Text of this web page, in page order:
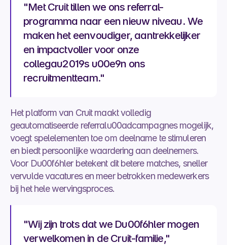
"Met Cruit tillen we ons referral-
programma naar een nieuw niveau. We
maken het eenvoudiger, aantrekkelijker
en impactvoller voor onze
collegau2019s u00e9n ons
recruitmentteam."
Het platform van Cruit maakt volledig
geautomatiseerde referralu00adcampagnes mogelijk,
voegt spelelementen toe om deelname te stimuleren
en biedt persoonlijke waardering aan deelnemers.
Voor Du00f6hler betekent dit betere matches, sneller
vervulde vacatures en meer betrokken medewerkers
bij het hele wervingsproces.
"Wij zijn trots dat we Du00f6hler mogen
verwelkomen in de Cruit-familie,"